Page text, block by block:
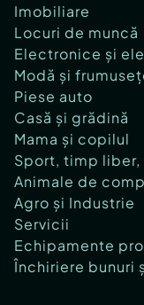
Imobiliare
Locuri de muncă
Electronice și
Modă și
Piese auto
Casă și grădină
Mama și copilul
Sport, timp liber,
Animale de
Agro și Industrie
Servicii
Echipamente
Închiriere bunuri